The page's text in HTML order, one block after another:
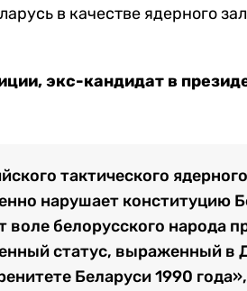
в качестве ядерного
экс-кандидат в
тактического
нарушает конституцию
воле белорусского народа
статус, выраженный в
Беларуси 1990